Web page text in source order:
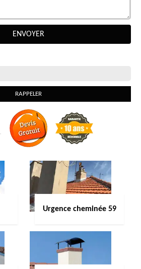
Urgence cheminée 59